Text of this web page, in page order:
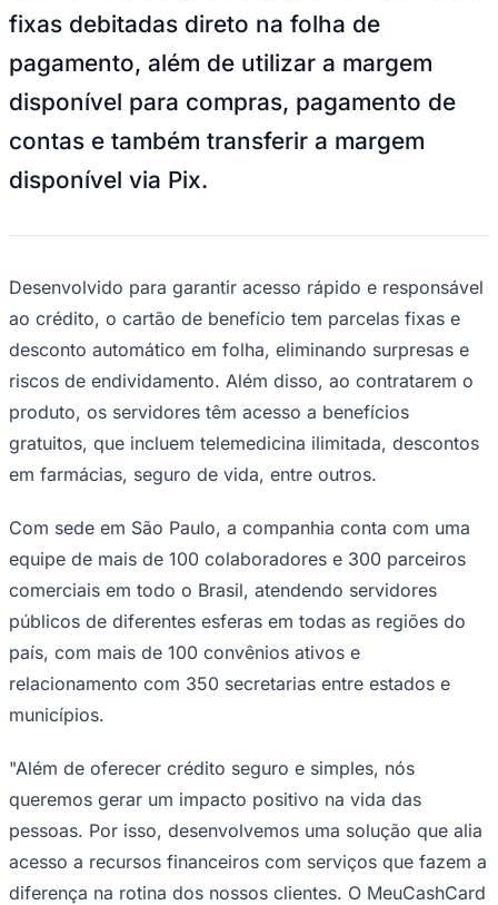
Negócios Regionais
Segurança Regional
Hospitais Estaduais
Parques & Represas
Cidades da Região
ItapeviCotia
do Bom JesusAraçariguama
Rocha
Guia de Empresas
Vagas na Região Novo
Guia Comercial
Selo Verificado
Agenda de Vestibulares
Vagas de Emprego
Concursos
Panorama Econômico
Para Sua Empresa
Verificar EmpresaNovo
Anunciar Vagas Novo
NBA
NFL
UFC
MLB
NHL
Vôlei
NBB
fixas debitadas direto na folha de
pagamento, além de utilizar a margem
disponível para compras, pagamento de
contas e também transferir a margem
disponível via Pix.
Desenvolvido para garantir acesso rápido e responsável
ao crédito, o cartão de benefício tem parcelas fixas e
desconto automático em folha, eliminando surpresas e
riscos de endividamento. Além disso, ao contratarem o
produto, os servidores têm acesso a benefícios
gratuitos, que incluem telemedicina ilimitada, descontos
em farmácias, seguro de vida, entre outros.
Com sede em São Paulo, a companhia conta com uma
equipe de mais de 100 colaboradores e 300 parceiros
comerciais em todo o Brasil, atendendo servidores
públicos de diferentes esferas em todas as regiões do
país, com mais de 100 convênios ativos e
relacionamento com 350 secretarias entre estados e
municípios.
"Além de oferecer crédito seguro e simples, nós
queremos gerar um impacto positivo na vida das
pessoas. Por isso, desenvolvemos uma solução que alia
acesso a recursos financeiros com serviços que fazem a
diferença na rotina dos nossos clientes. O MeuCashCard